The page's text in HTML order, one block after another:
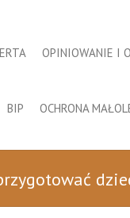
OPINIOWANIE I
BIP OCHRONA